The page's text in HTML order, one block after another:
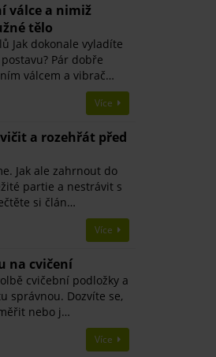
válce a nimiž
tělo
Jak dokonale vyladíte
Pár dobře
válcem a vibrač…
Více
a rozehřát před
Jak ale zahrnout do
partie a nestrávit s
si člán…
Více
na cvičení
cvičební podložky a
správnou. Dozvíte se,
nebo j…
Více